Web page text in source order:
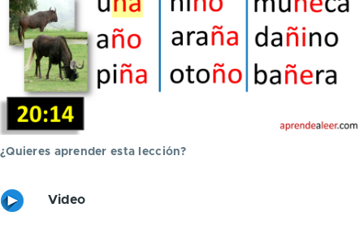
la
navegación
¿Quieres aprender esta lección?
Video